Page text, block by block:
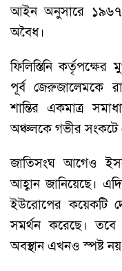
আইন অনুসারে
অবৈধ।
ফিলিস্তিনি
পূর্ব জেরুজালেমকে
শান্তির একমাত্র
অঞ্চলকে গভীর সংকটে
জাতিসংঘ আগেও
আহ্বান জানিয়েছে।
ইউরোপের কয়েকটি দেশ
সমর্থন করেছে। তবে
অবস্থান এখনও স্পষ্ট